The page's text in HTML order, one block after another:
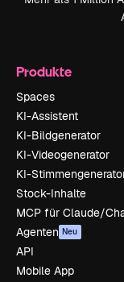
Produkte
Spaces
KI-Assistent
KI-Bildgenerator
KI-Videogenerator
KI-
Stock-Inhalte
MCP für Claude/
Agenten Neu
API
Mobile App